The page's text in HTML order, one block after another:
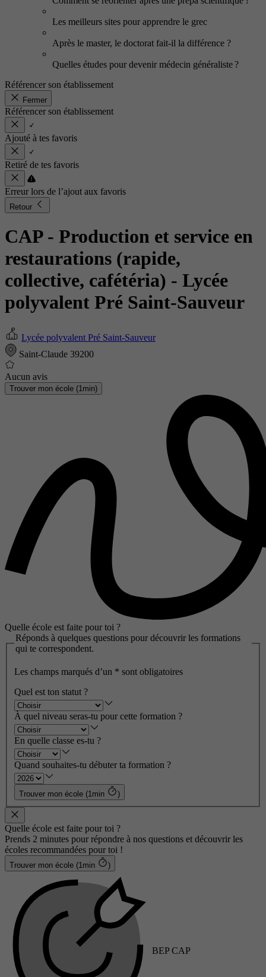
Les meilleurs sites pour apprendre le grec
Après le master, le doctorat fait-il la différence ?
Quelles études pour devenir médecin généraliste ?
Référencer son établissement
Fermer
Référencer son établissement
Ajouté à tes favoris
Retiré de tes favoris
Erreur lors de l’ajout aux favoris
Retour
CAP - Production et service en
restaurations (rapide,
collective, cafétéria) - Lycée
polyvalent Pré Saint-Sauveur
Lycée polyvalent Pré Saint-Sauveur
Saint-Claude 39200
Aucun avis
Trouver mon école (1min)
Quelle école est faite pour toi ?
Réponds à quelques questions pour découvrir les formations
qui te correspondent.
Les champs marqués d’un * sont obligatoires
Quel est ton statut ?
À quel niveau seras-tu pour cette formation ?
En quelle classe es-tu ?
Quand souhaites-tu débuter ta formation ?
Trouver mon école (1min )
Quelle école est faite pour toi ?
Prends 2 minutes pour répondre à nos questions et découvrir les
écoles recommandées pour toi !
Trouver mon école (1min )
BEP CAP